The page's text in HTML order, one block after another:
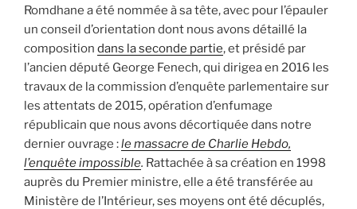
Romdhane a été nommée à sa tête, avec pour l’épauler
un conseil d’orientation dont nous avons détaillé la
composition dans la seconde partie, et présidé par
l’ancien député George Fenech, qui dirigea en 2016 les
travaux de la commission d’enquête parlementaire sur
les attentats de 2015, opération d’enfumage
républicain que nous avons décortiquée dans notre
dernier ouvrage :le massacre de Charlie Hebdo,
l’enquête impossible. Rattachée à sa création en 1998
auprès du Premier ministre, elle a été transférée au
Ministère de l’Intérieur, ses moyens ont été décuplés,